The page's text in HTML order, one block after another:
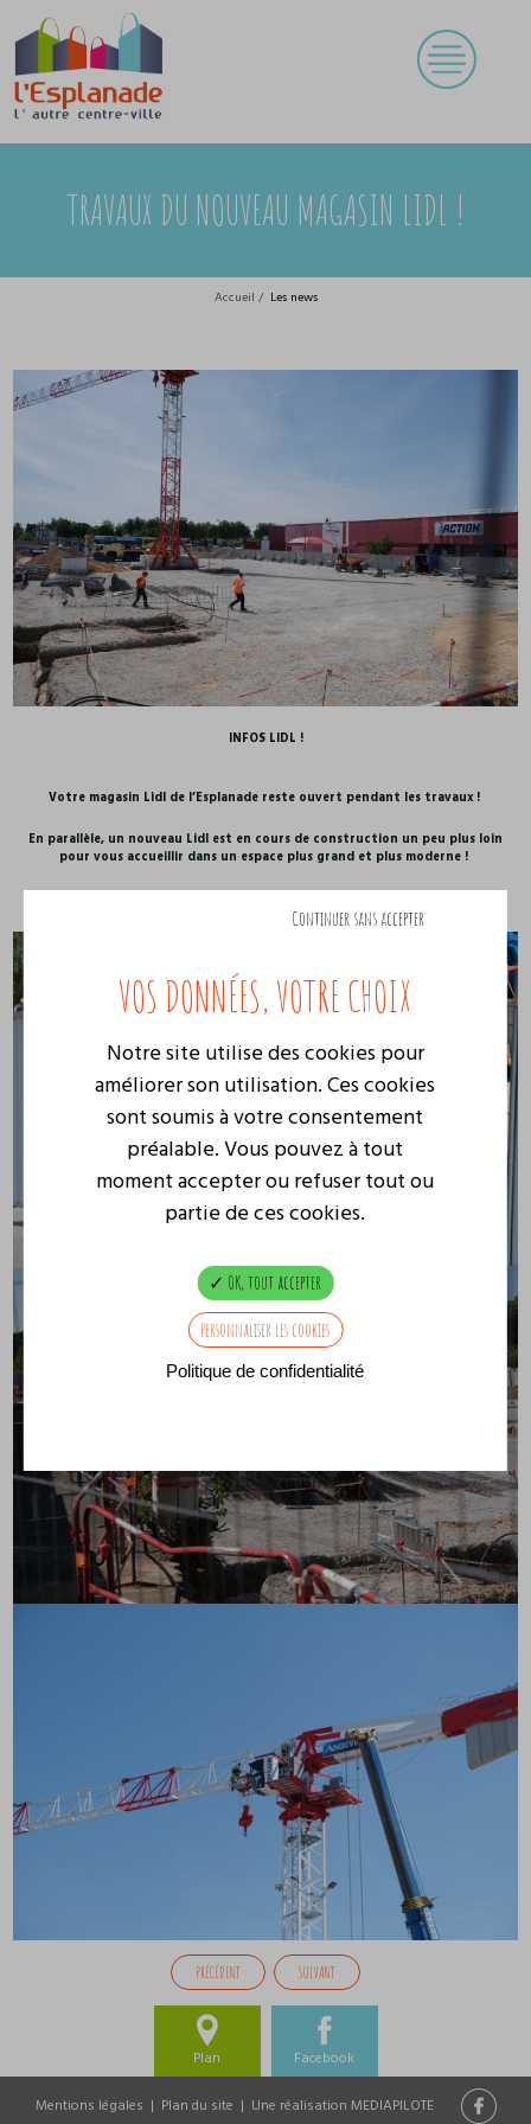
TRAVAUX DU NOUVEAU MAGASIN LIDL !
Accueil / Les news
INFOS LIDL !
Votre magasin Lidl de l’Esplanade reste ouvert pendant les travaux !
En parallèle, un nouveau Lidl est en cours de construction un peu plus loin
pour vous accueillir dans un espace plus grand et plus moderne !
PRÉCÉDENT SUIVANT
Plan Facebook
Mentions légales | Plan du site | Une réalisation MEDIAPILOTE
Notre site utilise des cookies pour
améliorer son utilisation. Ces cookies
sont soumis à votre consentement
préalable. Vous pouvez à tout
moment accepter ou refuser tout ou
partie de ces cookies.
OK, tout accepter
Continuer sans accepter
Personnaliser les cookies
Politique de confidentialité